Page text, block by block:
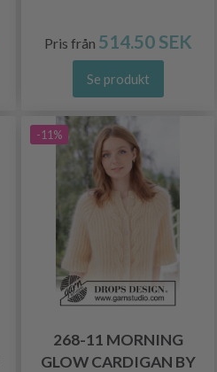
Pris från 514.50 SEK
Se produkt
-11%
268-11 MORNING
GLOW CARDIGAN BY